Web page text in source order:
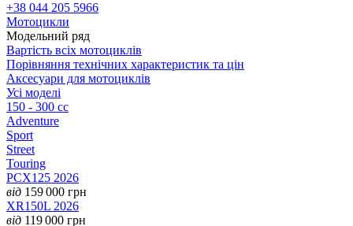
+38 044 205 5966
Мотоцикли
Модельний ряд
Вартість всіх мотоциклів
Порівняння технічних характеристик та цін
Аксесуари для мотоциклів
Усі моделі
150 - 300 cc
Adventure
Sport
Street
Touring
PCX125 2026
від 159 000 грн
XR150L 2026
від 119 000 грн